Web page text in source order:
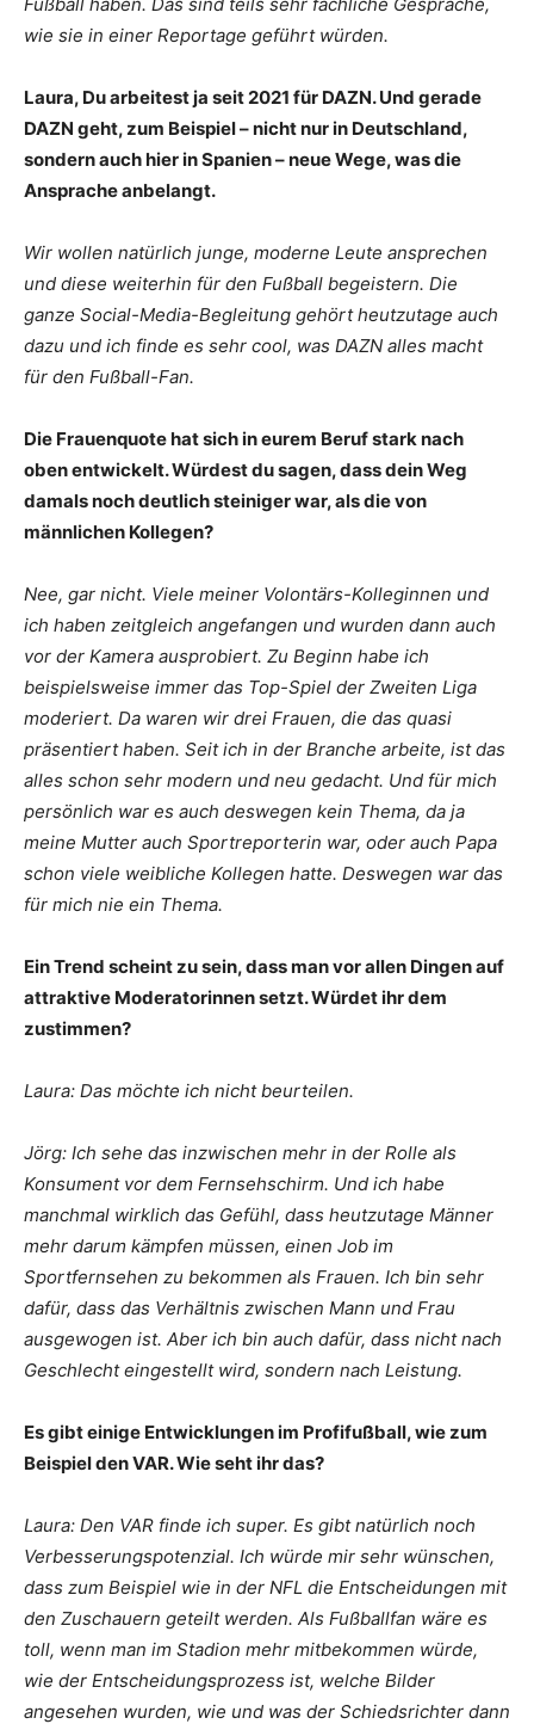
wie sie in einer Reportage geführt würden.
Laura, Du arbeitest ja seit 2021 für DAZN. Und gerade
DAZN geht, zum Beispiel – nicht nur in Deutschland,
sondern auch hier in Spanien – neue Wege, was die
Ansprache anbelangt.
Wir wollen natürlich junge, moderne Leute ansprechen
und diese weiterhin für den Fußball begeistern. Die
ganze Social-Media-Begleitung gehört heutzutage auch
dazu und ich finde es sehr cool, was DAZN alles macht
für den Fußball-Fan.
Die Frauenquote hat sich in eurem Beruf stark nach
oben entwickelt. Würdest du sagen, dass dein Weg
damals noch deutlich steiniger war, als die von
männlichen Kollegen?
Nee, gar nicht. Viele meiner Volontärs-Kolleginnen und
ich haben zeitgleich angefangen und wurden dann auch
vor der Kamera ausprobiert. Zu Beginn habe ich
beispielsweise immer das Top-Spiel der Zweiten Liga
moderiert. Da waren wir drei Frauen, die das quasi
präsentiert haben. Seit ich in der Branche arbeite, ist das
alles schon sehr modern und neu gedacht. Und für mich
persönlich war es auch deswegen kein Thema, da ja
meine Mutter auch Sportreporterin war, oder auch Papa
schon viele weibliche Kollegen hatte. Deswegen war das
für mich nie ein Thema.
Ein Trend scheint zu sein, dass man vor allen Dingen auf
attraktive Moderatorinnen setzt. Würdet ihr dem
zustimmen?
Laura: Das möchte ich nicht beurteilen.
Jörg: Ich sehe das inzwischen mehr in der Rolle als
Konsument vor dem Fernsehschirm. Und ich habe
manchmal wirklich das Gefühl, dass heutzutage Männer
mehr darum kämpfen müssen, einen Job im
Sportfernsehen zu bekommen als Frauen. Ich bin sehr
dafür, dass das Verhältnis zwischen Mann und Frau
ausgewogen ist. Aber ich bin auch dafür, dass nicht nach
Geschlecht eingestellt wird, sondern nach Leistung.
Es gibt einige Entwicklungen im Profifußball, wie zum
Beispiel den VAR. Wie seht ihr das?
Laura: Den VAR finde ich super. Es gibt natürlich noch
Verbesserungspotenzial. Ich würde mir sehr wünschen,
dass zum Beispiel wie in der NFL die Entscheidungen mit
den Zuschauern geteilt werden. Als Fußballfan wäre es
toll, wenn man im Stadion mehr mitbekommen würde,
wie der Entscheidungsprozess ist, welche Bilder
angesehen wurden, wie und was der Schiedsrichter dann